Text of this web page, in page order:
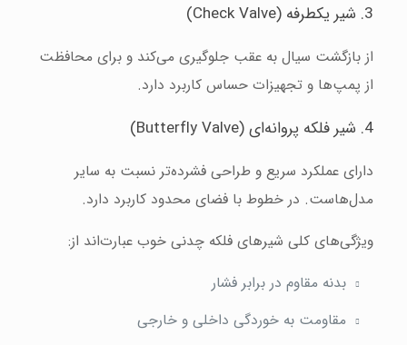
3. شیر یکطرفه (Check Valve)
از بازگشت سیال به عقب جلوگیری می‌کند و برای محافظت
از پمپ‌ها و تجهیزات حساس کاربرد دارد.
4. شیر فلکه پروانه‌ای (Butterfly Valve)
دارای عملکرد سریع و طراحی فشرده‌تر نسبت به سایر
مدل‌هاست. در خطوط با فضای محدود کاربرد دارد.
ویژگی‌های کلی شیرهای فلکه چدنی خوب عبارت‌اند از:
بدنه مقاوم در برابر فشار
مقاومت به خوردگی داخلی و خارجی